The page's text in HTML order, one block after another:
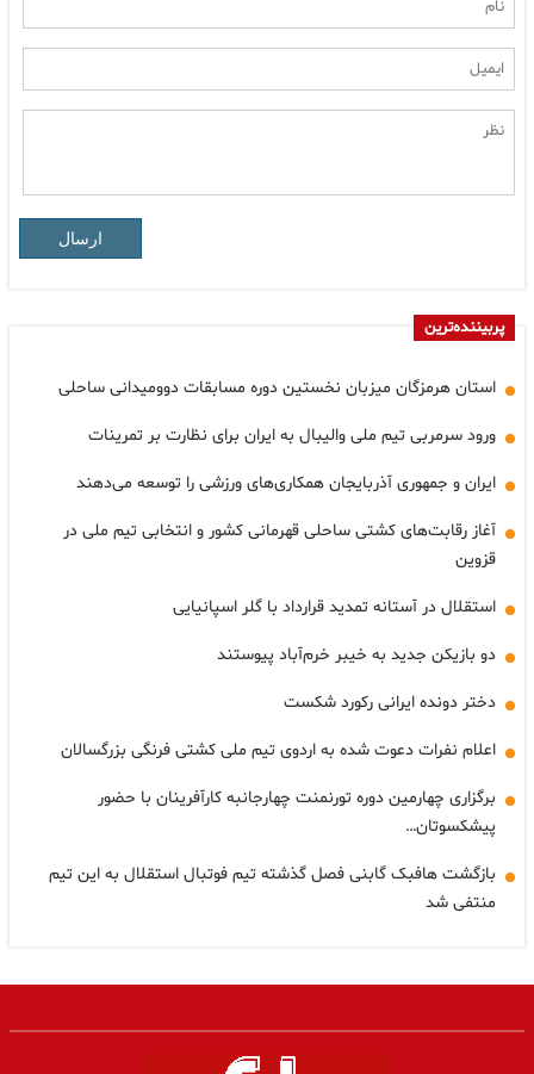
ارسال
پربیننده‌ترین
استان هرمزگان میزبان نخستین دوره مسابقات دوومیدانی ساحلی
ورود سرمربی تیم ملی والیبال به ایران برای نظارت بر تمرینات
ایران و جمهوری آذربایجان همکاری‌های ورزشی را توسعه می‌دهند
آغاز رقابت‌های کشتی ساحلی قهرمانی کشور و انتخابی تیم ملی در
قزوین
استقلال در آستانه تمدید قرارداد با گلر اسپانیایی
دو بازیکن جدید به خیبر خرم‌آباد پیوستند
دختر دونده ایرانی رکورد شکست
اعلام نفرات دعوت شده به اردوی تیم ملی کشتی فرنگی بزرگسالان
برگزاری چهارمین دوره تورنمنت چهارجانبه کارآفرینان با حضور
پیشکسوتان…
بازگشت هافبک گابنی فصل گذشته تیم فوتبال استقلال به این تیم
منتفی شد